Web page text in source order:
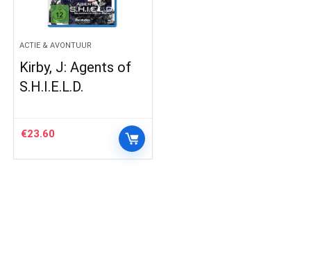
ACTIE & AVONTUUR
Kirby, J: Agents of
S.H.I.E.L.D.
€23.60